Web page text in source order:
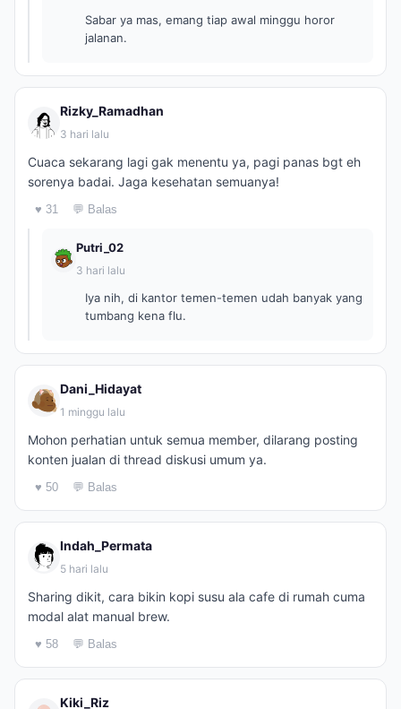
Sabar ya mas, emang tiap awal minggu horor
jalanan.
Rizky_Ramadhan
3 hari lalu
Cuaca sekarang lagi gak menentu ya, pagi panas bgt eh
sorenya badai. Jaga kesehatan semuanya!
♥ 31 💬 Balas
Putri_02
3 hari lalu
Iya nih, di kantor temen-temen udah banyak yang
tumbang kena flu.
Dani_Hidayat
1 minggu lalu
Mohon perhatian untuk semua member, dilarang posting
konten jualan di thread diskusi umum ya.
♥ 50 💬 Balas
Indah_Permata
5 hari lalu
Sharing dikit, cara bikin kopi susu ala cafe di rumah cuma
modal alat manual brew.
♥ 58 💬 Balas
Kiki_Riz